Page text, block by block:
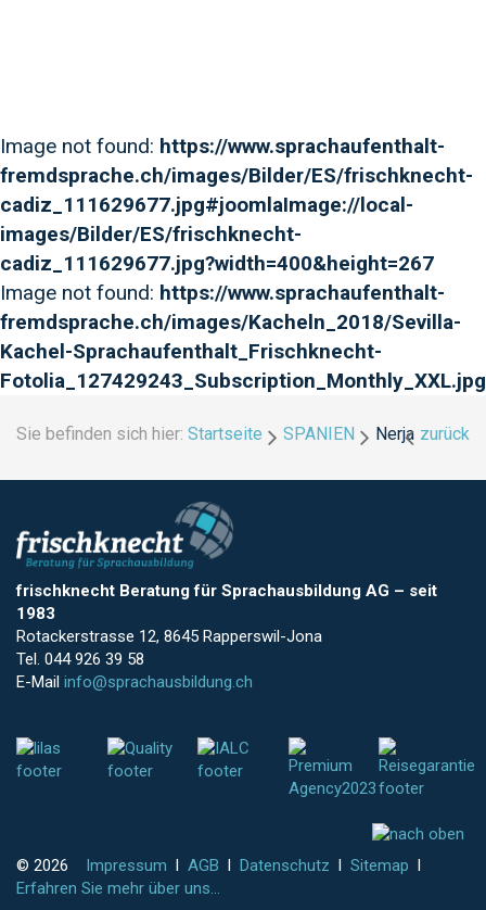
Image not found: https://www.sprachaufenthalt-
fremdsprache.ch/images/Bilder/ES/frischknecht-
cadiz_111629677.jpg#joomlaImage://local-
images/Bilder/ES/frischknecht-
cadiz_111629677.jpg?width=400&height=267
Image not found: https://www.sprachaufenthalt-
fremdsprache.ch/images/Kacheln_2018/Sevilla-
Kachel-Sprachaufenthalt_Frischknecht-
Fotolia_127429243_Subscription_Monthly_XXL.jpg
Sie befinden sich hier: Startseite SPANIEN Nerja zurück
frischknecht Beratung für Sprachausbildung AG – seit
1983
Rotackerstrasse 12, 8645 Rapperswil-Jona
Tel. 044 926 39 58
E-Mail info@sprachausbildung.ch
© 2026 Impressum AGB Datenschutz Sitemap
Erfahren Sie mehr über uns...